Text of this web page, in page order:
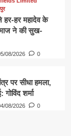
हर-हर महादेव के
ने की सुख-
08/2026 0
पर सीधा हमला,
गोविंद शर्मा
08/2026 0